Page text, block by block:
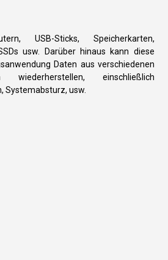
USB-Sticks, Speicherkarten,
usw. Darüber hinaus kann diese
Daten aus verschiedenen
wiederherstellen, einschließlich
Systemabsturz, usw.